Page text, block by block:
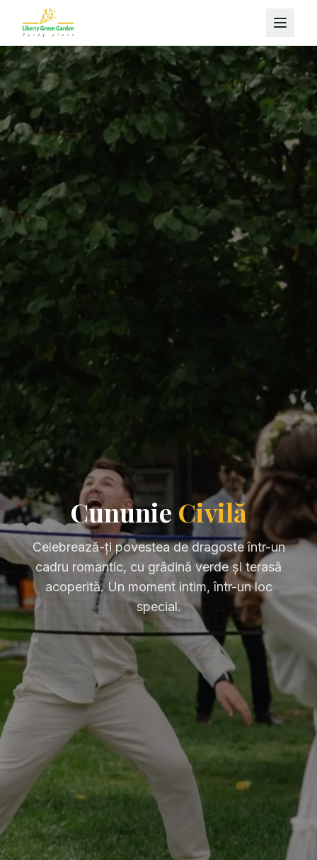
Cununie Civilă
Celebrează-ți povestea de dragoste într-un
cadru romantic, cu grădină verde și terasă
acoperită. Un moment intim, într-un loc
special.